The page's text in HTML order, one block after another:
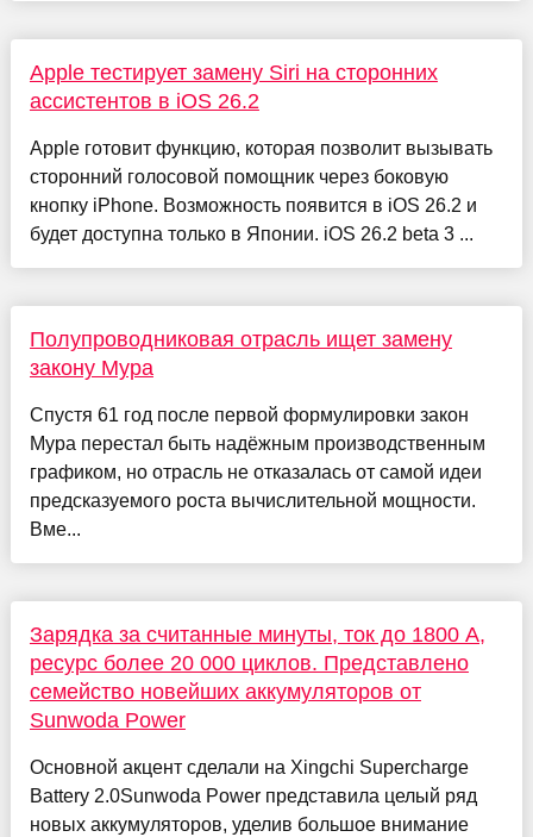
Apple тестирует замену Siri на сторонних
ассистентов в iOS 26.2
Apple готовит функцию, которая позволит вызывать
сторонний голосовой помощник через боковую
кнопку iPhone. Возможность появится в iOS 26.2 и
будет доступна только в Японии. iOS 26.2 beta 3 ...
Полупроводниковая отрасль ищет замену
закону Мура
Спустя 61 год после первой формулировки закон
Мура перестал быть надёжным производственным
графиком, но отрасль не отказалась от самой идеи
предсказуемого роста вычислительной мощности.
Вме...
Зарядка за считанные минуты, ток до 1800 А,
ресурс более 20 000 циклов. Представлено
семейство новейших аккумуляторов от
Sunwoda Power
Основной акцент сделали на Xingchi Supercharge
Battery 2.0Sunwoda Power представила целый ряд
новых аккумуляторов, уделив большое внимание